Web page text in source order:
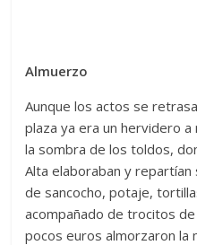
Almuerzo
Aunque los actos se
plaza ya era un hervidero
la sombra de los toldos,
Alta elaboraban y repartían
de sancocho, potaje,
acompañado de trocitos
pocos euros almorzaron la